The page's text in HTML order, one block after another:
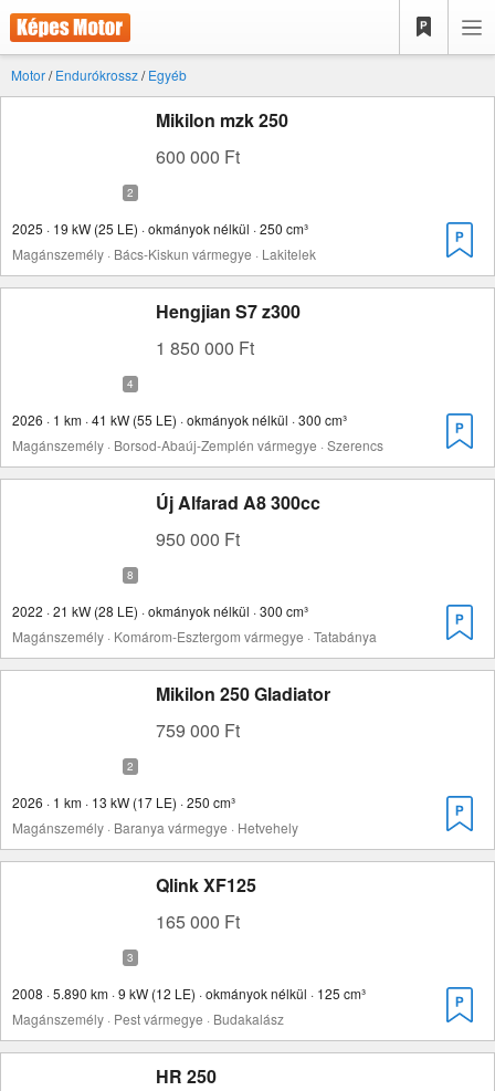
Motor/Endurókrossz/Egyéb
Mikilon mzk 250
600 000 Ft
2025 · 19 kW (25 LE) · okmányok nélkül · 250 cm³
Magánszemély · Bács-Kiskun vármegye · Lakitelek
Hengjian S7 z300
1 850 000 Ft
2026 · 1 km · 41 kW (55 LE) · okmányok nélkül · 300 cm³
Magánszemély · Borsod-Abaúj-Zemplén vármegye · Szerencs
Új Alfarad A8 300cc
950 000 Ft
2022 · 21 kW (28 LE) · okmányok nélkül · 300 cm³
Magánszemély · Komárom-Esztergom vármegye · Tatabánya
Mikilon 250 Gladiator
759 000 Ft
2026 · 1 km · 13 kW (17 LE) · 250 cm³
Magánszemély · Baranya vármegye · Hetvehely
Qlink XF125
165 000 Ft
2008 · 5.890 km · 9 kW (12 LE) · okmányok nélkül · 125 cm³
Magánszemély · Pest vármegye · Budakalász
HR 250